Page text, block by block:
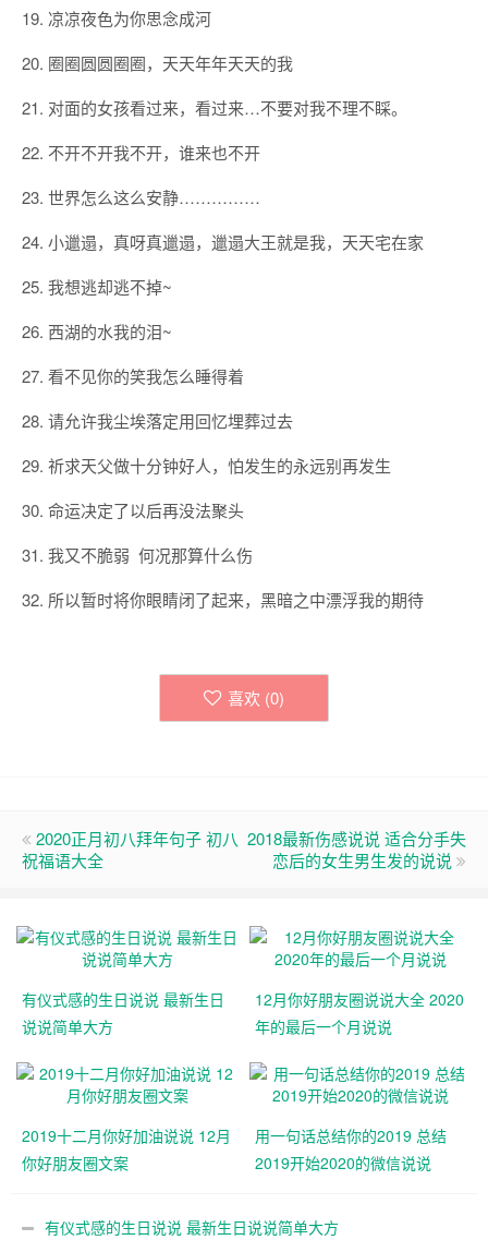
19. 凉凉夜色为你思念成河
20. 圈圈圆圆圈圈，天天年年天天的我
21. 对面的女孩看过来，看过来…不要对我不理不睬。
22. 不开不开我不开，谁来也不开
23. 世界怎么这么安静……………
24. 小邋遢，真呀真邋遢，邋遢大王就是我，天天宅在家
25. 我想逃却逃不掉~
26. 西湖的水我的泪~
27. 看不见你的笑我怎么睡得着
28. 请允许我尘埃落定用回忆埋葬过去
29. 祈求天父做十分钟好人，怕发生的永远别再发生
30. 命运决定了以后再没法聚头
31. 我又不脆弱 何况那算什么伤
32. 所以暂时将你眼睛闭了起来，黑暗之中漂浮我的期待
喜欢 (0)
2020正月初八拜年句子 初八
祝福语大全
2018最新伤感说说 适合分手失
恋后的女生男生发的说说
有仪式感的生日说说 最新生日
说说简单大方
12月你好朋友圈说说大全 2020
年的最后一个月说说
2019十二月你好加油说说 12月
你好朋友圈文案
用一句话总结你的2019 总结
2019开始2020的微信说说
有仪式感的生日说说 最新生日说说简单大方